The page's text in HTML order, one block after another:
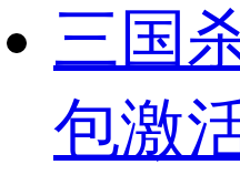
三国
包激